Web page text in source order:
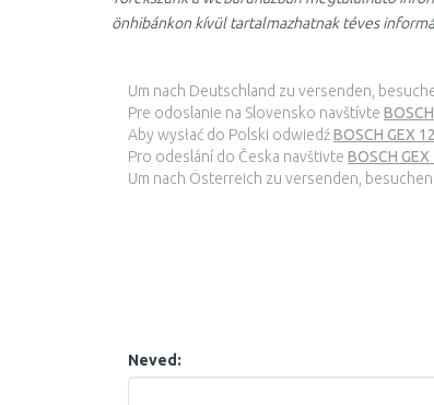
önhibánkon kívül tartalmazhatnak téves
Um nach Deutschland zu versenden,
Pre odoslanie na Slovensko navštívte
Aby wysłać do Polski odwiedźBOSCH GEX
Pro odeslání do Česka navštivte BOSCH
Um nach Österreich zu versenden, besuchen
Neved: